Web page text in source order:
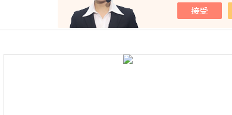
我的位置：